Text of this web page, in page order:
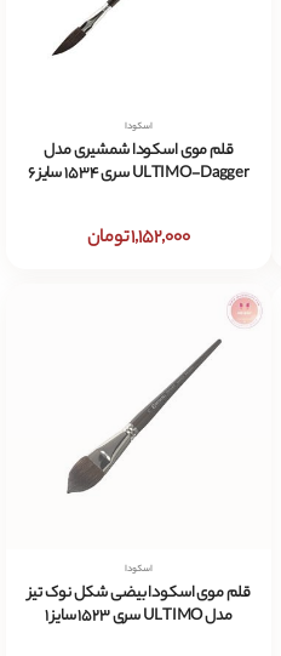
اسکودا
قلم موی اسکودا شمشیری مدل
ULTIMO-Dagger سری 1534 سایز 6
1,152,000 تومان
اسکودا
قلم موی اسکودا بیضی شکل نوک تیز
مدل ULTIMO سری 1523 سایز 1